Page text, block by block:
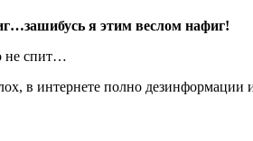
я этим веслом нафиг!
не спит…
в интернете полно